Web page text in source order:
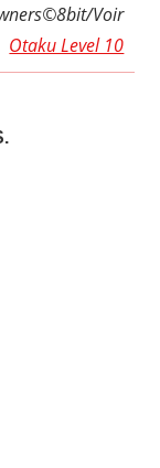
Voir
Otaku Level 10